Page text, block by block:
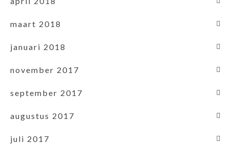
maart 2018
januari 2018
november 2017
september 2017
augustus 2017
juli 2017